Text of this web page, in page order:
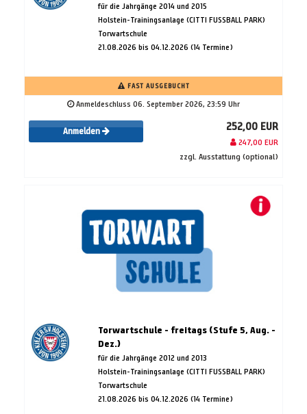
für die Jahrgänge 2014 und 2015
Holstein-Trainingsanlage (CITTI FUSSBALL PARK)
Torwartschule
21.08.2026 bis 04.12.2026 (14 Termine)
FAST AUSGEBUCHT
Anmeldeschluss 06. September 2026, 23:59 Uhr
Anmelden 252,00 EUR
247,00 EUR
zzgl. Ausstattung (optional)
Torwartschule - freitags (Stufe 5, Aug. -
Dez.)
für die Jahrgänge 2012 und 2013
Holstein-Trainingsanlage (CITTI FUSSBALL PARK)
Torwartschule
21.08.2026 bis 04.12.2026 (14 Termine)